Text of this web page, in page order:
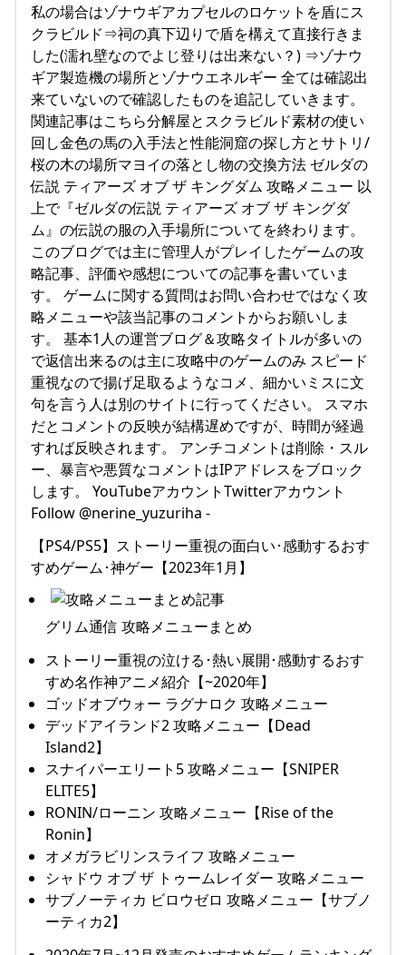
私の場合はゾナウギアカプセルのロケットを盾にス
クラビルド⇒祠の真下辺りで盾を構えて直接行きま
した(濡れ壁なのでよじ登りは出来ない？) ⇒ゾナウ
ギア製造機の場所とゾナウエネルギー 全ては確認出
来ていないので確認したものを追記していきます。
関連記事はこちら分解屋とスクラビルド素材の使い
回し金色の馬の入手法と性能洞窟の探し方とサトリ/
桜の木の場所マヨイの落とし物の交換方法 ゼルダの
伝説 ティアーズ オブ ザ キングダム 攻略メニュー 以
上で『ゼルダの伝説 ティアーズ オブ ザ キングダ
ム』の伝説の服の入手場所についてを終わります。
このブログでは主に管理人がプレイしたゲームの攻
略記事、評価や感想についての記事を書いていま
す。 ゲームに関する質問はお問い合わせではなく攻
略メニューや該当記事のコメントからお願いしま
す。 基本1人の運営ブログ＆攻略タイトルが多いの
で返信出来るのは主に攻略中のゲームのみ スピード
重視なので揚げ足取るようなコメ、細かいミスに文
句を言う人は別のサイトに行ってください。 スマホ
だとコメントの反映が結構遅めですが、時間が経過
すれば反映されます。 アンチコメントは削除・スル
ー、暴言や悪質なコメントはIPアドレスをブロック
します。 YouTubeアカウントTwitterアカウント
Follow @nerine_yuzuriha -
【PS4/PS5】ストーリー重視の面白い･感動するおす
すめゲーム･神ゲー【2023年1月】
グリム通信 攻略メニューまとめ
ストーリー重視の泣ける･熱い展開･感動するおす
すめ名作神アニメ紹介【~2020年】
ゴッドオブウォー ラグナロク 攻略メニュー
デッドアイランド2 攻略メニュー【Dead
Island2】
スナイパーエリート5 攻略メニュー【SNIPER
ELITE5】
RONIN/ローニン 攻略メニュー【Rise of the
Ronin】
オメガラビリンスライフ 攻略メニュー
シャドウ オブ ザ トゥームレイダー 攻略メニュー
サブノーティカ ビロウゼロ 攻略メニュー【サブノ
ーティカ2】